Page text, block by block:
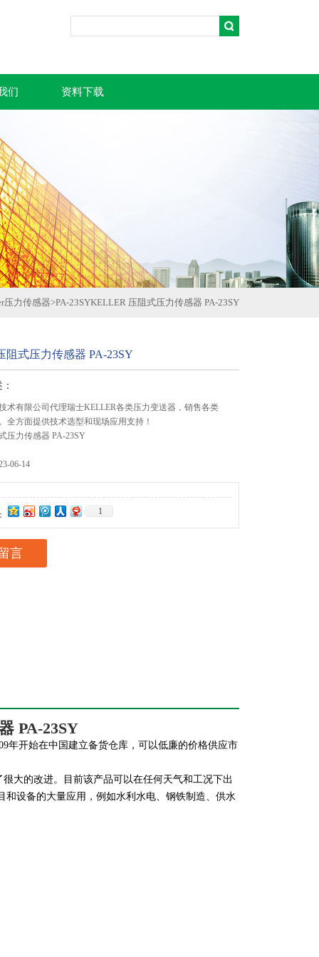
们 资料下载
压力传感器>PA-23SYKELLER 压阻式压力传感器 PA-23SY
阻式压力传感器 PA-23SY
术有限公司代理瑞士KELLER各类压力变送器，销售各类
全方面提供技术选型和现场应用支持！
压力传感器 PA-23SY
06-14
1
言
PA-23SY
年开始在中国建立备货仓库，可以低廉的价格供应市
大的改进。目前该产品可以在任何天气和工况下出
设备的大量应用，例如水利水电、钢铁制造、供水